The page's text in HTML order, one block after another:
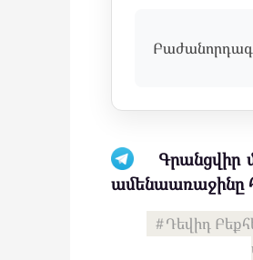
Գրանցվիր
ամենաառաջինը
Դեվիդ